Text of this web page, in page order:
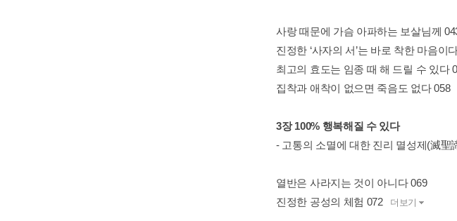
사랑 때문에 가슴 아파하는 보살님께
진정한 ‘사자의 서’는 바로 착한 마음이
최고의 효도는 임종 때 해 드릴 수 있다
집착과 애착이 없으면 죽음도 없다 058
3장 100% 행복해질 수 있다
- 고통의 소멸에 대한 진리 멸성제(滅聖
열반은 사라지는 것이 아니다 069
진정한 공성의 체험 072
더보기